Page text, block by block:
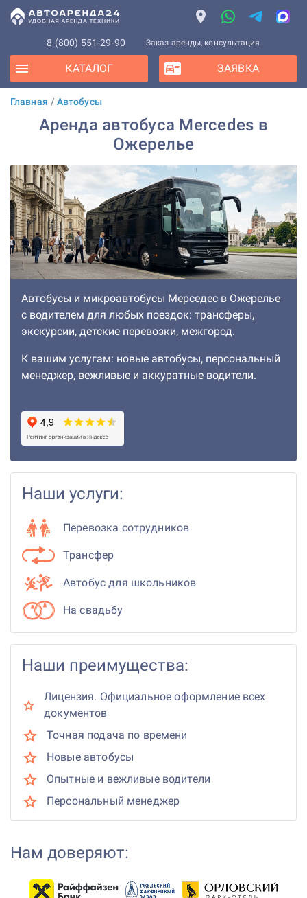
8 (800) 551-29-90 Заказ аренды, консультация
КАТАЛОГ ЗАЯВКА
Главная / Автобусы
Аренда автобуса Mercedes в
Ожерелье
Автобусы и микроавтобусы Мерседес в Ожерелье
с водителем для любых поездок: трансферы,
экскурсии, детские перевозки, межгород.
К вашим услугам: новые автобусы, персональный
менеджер, вежливые и аккуратные водители.
Наши услуги:
Перевозка сотрудников
Трансфер
Автобус для школьников
На свадьбу
Наши преимущества:
Лицензия. Официальное оформление всех
документов
Точная подача по времени
Новые автобусы
Опытные и вежливые водители
Персональный менеджер
Нам доверяют: